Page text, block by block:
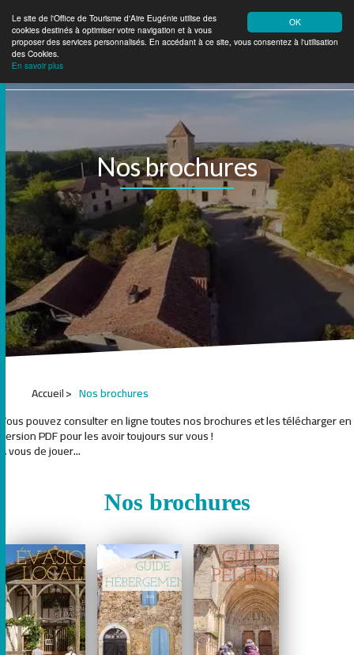
OK
Le site de l'Office de Tourisme d'Aire Eugénie utilise des
cookies destinés à optimiser votre navigation et à vous
proposer des services personnalisés. En accédant à ce site, vous consentez à l'utilisation
des Cookies.
En savoir plus
TourismeAire Eugénie
Nos brochures
Accueil
Nos brochures
Vous pouvez consulter en ligne toutes nos brochures et les télécharger en
version PDF pour les avoir toujours sur vous !
A vous de jouer...
Nos brochures